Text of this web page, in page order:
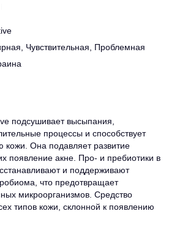
Чувствительная, Проблемная
подсушивает высыпания,
процессы и способствует
кожи. Она подавляет развитие
появление акне. Про- и пребиотики в
и поддерживают
что предотвращает
микроорганизмов. Средство
типов кожи, склонной к появлению